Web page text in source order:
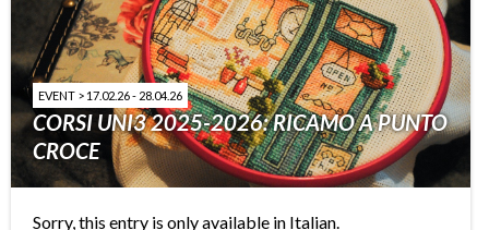
EVENT > 17.02.26 - 28.04.26
CORSI UNI3 2025-2026: RICAMO A PUNTO
CROCE
Sorry, this entry is only available in Italian.